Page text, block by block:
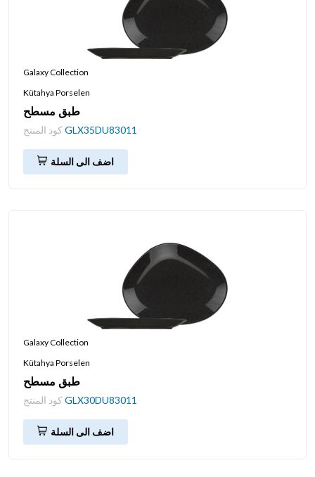
Galaxy Collection
Kütahya Porselen
طبق مسطح
GLX35DU83011
اضف الى السلة
Galaxy Collection
Kütahya Porselen
طبق مسطح
GLX30DU83011
اضف الى السلة